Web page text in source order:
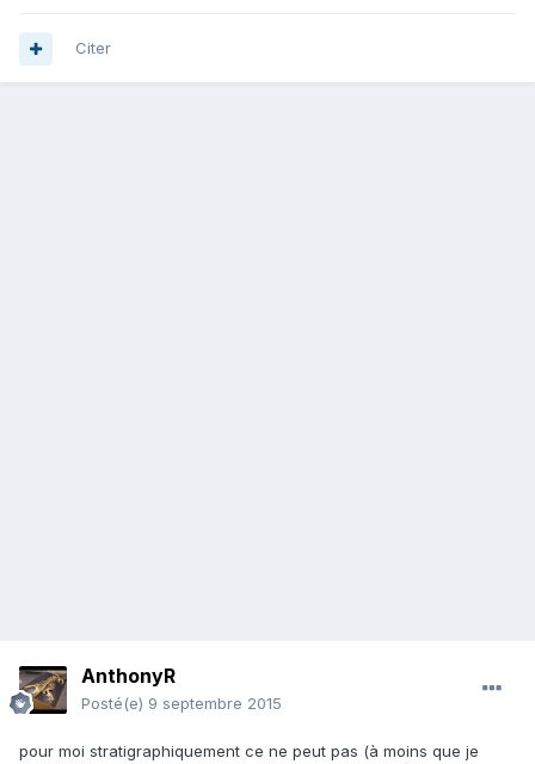
Citer
AnthonyR
Posté(e) 9 septembre 2015
pour moi stratigraphiquement ce ne peut pas (à moins que je